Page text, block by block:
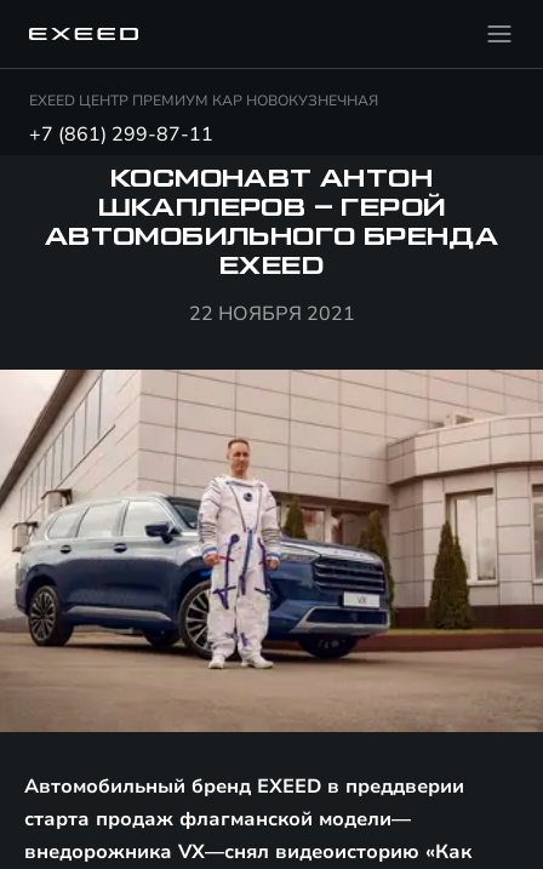
EXEED ЦЕНТР ПРЕМИУМ КАР НОВОКУЗНЕЧНАЯ
+7 (861) 299-87-11
КОСМОНАВТ АНТОН
ШКАПЛЕРОВ – ГЕРОЙ
АВТОМОБИЛЬНОГО БРЕНДА
EXEED
22 НОЯБРЯ 2021
Автомобильный бренд EXEED в преддверии
старта продаж флагманской модели—
внедорожника VX—снял видеоисторию «Как